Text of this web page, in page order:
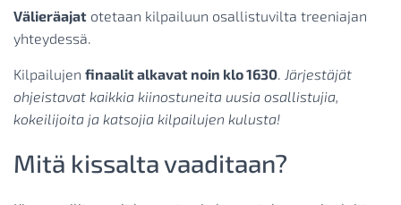
Välieräajat otetaan kilpailuun osallistuvilta treeniajan
yhteydessä.
Kilpailujen finaalit alkavat noin klo 1630. Järjestäjät
ohjeistavat kaikkia kiinostuneita uusia osallistujia,
kokeilijoita ja katsojia kilpailujen kulusta!
Mitä kissalta vaaditaan?